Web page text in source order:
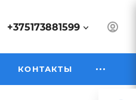
+375173881599
КОНТАКТЫ